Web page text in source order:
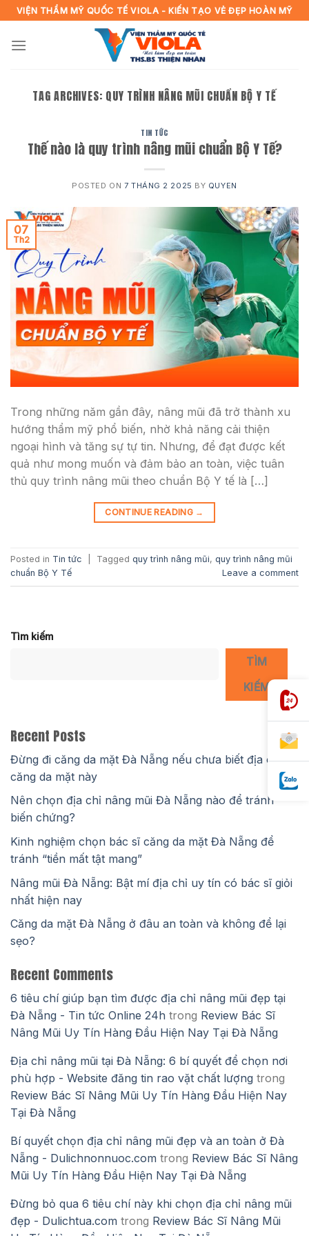
Skip
to
content
VIỆN THẨM MỸ QUỐC TẾ VIOLA - KIẾN TẠO VẺ ĐẸP HOÀN MỸ
TAG ARCHIVES: QUY TRÌNH NÂNG MŨI CHUẨN BỘ Y TẾ
TIN TỨC
Thế nào là quy trình nâng mũi chuẩn Bộ Y Tế?
POSTED ON 7 THÁNG 2 2025 BY QUYEN
07
Th2
Trong những năm gần đây, nâng mũi đã trở thành xu
hướng thẩm mỹ phổ biến, nhờ khả năng cải thiện
ngoại hình và tăng sự tự tin. Nhưng, để đạt được kết
quả như mong muốn và đảm bảo an toàn, việc tuân
thủ quy trình nâng mũi theo chuẩn Bộ Y tế là […]
CONTINUE READING →
Posted in Tin tức Tagged quy trình nâng mũi, quy trình nâng mũi
chuẩn Bộ Y Tế
Leave a comment
Tìm kiếm
TÌM
KIẾM
Recent Posts
Đừng đi căng da mặt Đà Nẵng nếu chưa biết địa chỉ
căng da mặt này
Nên chọn địa chỉ nâng mũi Đà Nẵng nào để tránh
biến chứng?
Kinh nghiệm chọn bác sĩ căng da mặt Đà Nẵng để
tránh “tiền mất tật mang”
Nâng mũi Đà Nẵng: Bật mí địa chỉ uy tín có bác sĩ giỏi
nhất hiện nay
Căng da mặt Đà Nẵng ở đâu an toàn và không để lại
sẹo?
Recent Comments
6 tiêu chí giúp bạn tìm được địa chỉ nâng mũi đẹp tại
Đà Nẵng - Tin tức Online 24h trong Review Bác Sĩ
Nâng Mũi Uy Tín Hàng Đầu Hiện Nay Tại Đà Nẵng
Địa chỉ nâng mũi tại Đà Nẵng: 6 bí quyết để chọn nơi
phù hợp - Website đăng tin rao vặt chất lượng trong
Review Bác Sĩ Nâng Mũi Uy Tín Hàng Đầu Hiện Nay
Tại Đà Nẵng
Bí quyết chọn địa chỉ nâng mũi đẹp và an toàn ở Đà
Nẵng - Dulichnonnuoc.com trong Review Bác Sĩ Nâng
Mũi Uy Tín Hàng Đầu Hiện Nay Tại Đà Nẵng
Đừng bỏ qua 6 tiêu chí này khi chọn địa chỉ nâng mũi
đẹp - Dulichtua.com trong Review Bác Sĩ Nâng Mũi